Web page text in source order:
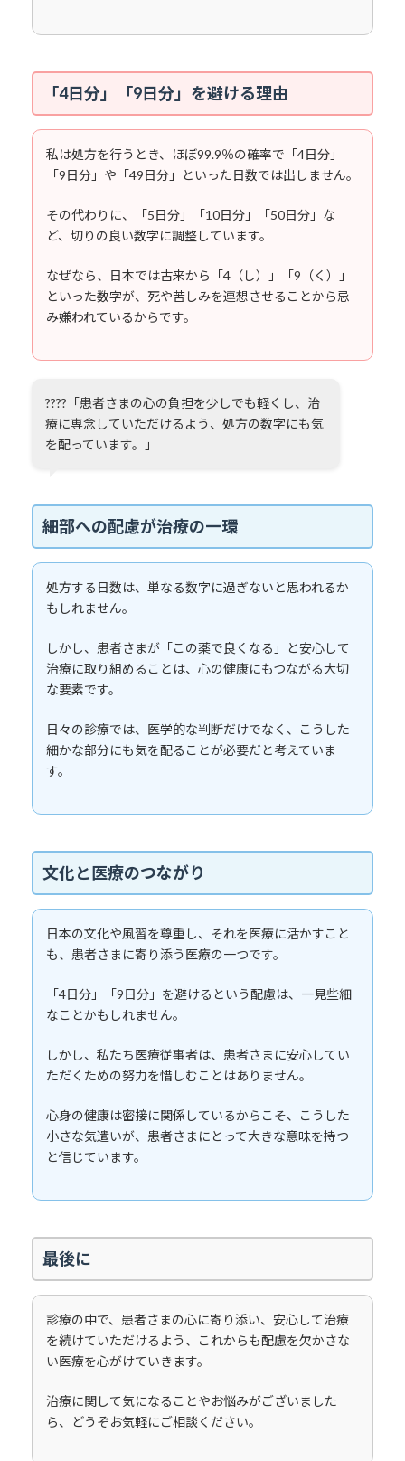
「4日分」「9日分」を避ける理由
私は処方を行うとき、ほぼ99.9％の確率で「4日分」
「9日分」や「49日分」といった日数では出しません。
その代わりに、「5日分」「10日分」「50日分」な
ど、切りの良い数字に調整しています。
なぜなら、日本では古来から「4（し）」「9（く）」
といった数字が、死や苦しみを連想させることから忌
み嫌われているからです。
????「患者さまの心の負担を少しでも軽くし、治
療に専念していただけるよう、処方の数字にも気
を配っています。」
細部への配慮が治療の一環
処方する日数は、単なる数字に過ぎないと思われるか
もしれません。
しかし、患者さまが「この薬で良くなる」と安心して
治療に取り組めることは、心の健康にもつながる大切
な要素です。
日々の診療では、医学的な判断だけでなく、こうした
細かな部分にも気を配ることが必要だと考えていま
す。
文化と医療のつながり
日本の文化や風習を尊重し、それを医療に活かすこと
も、患者さまに寄り添う医療の一つです。
「4日分」「9日分」を避けるという配慮は、一見些細
なことかもしれません。
しかし、私たち医療従事者は、患者さまに安心してい
ただくための努力を惜しむことはありません。
心身の健康は密接に関係しているからこそ、こうした
小さな気遣いが、患者さまにとって大きな意味を持つ
と信じています。
最後に
診療の中で、患者さまの心に寄り添い、安心して治療
を続けていただけるよう、これからも配慮を欠かさな
い医療を心がけていきます。
治療に関して気になることやお悩みがございました
ら、どうぞお気軽にご相談ください。